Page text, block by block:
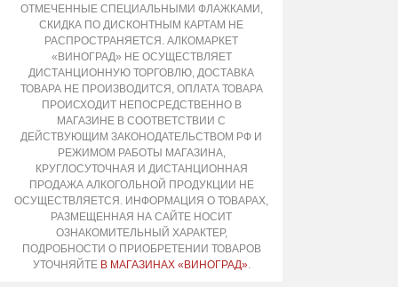
ОТМЕЧЕННЫЕ СПЕЦИАЛЬНЫМИ ФЛАЖКАМИ,
СКИДКА ПО ДИСКОНТНЫМ КАРТАМ НЕ
РАСПРОСТРАНЯЕТСЯ. АЛКОМАРКЕТ
«ВИНОГРАД» НЕ ОСУЩЕСТВЛЯЕТ
ДИСТАНЦИОННУЮ ТОРГОВЛЮ, ДОСТАВКА
ТОВАРА НЕ ПРОИЗВОДИТСЯ, ОПЛАТА ТОВАРА
ПРОИСХОДИТ НЕПОСРЕДСТВЕННО В
МАГАЗИНЕ В СООТВЕТСТВИИ С
ДЕЙСТВУЮЩИМ ЗАКОНОДАТЕЛЬСТВОМ РФ И
РЕЖИМОМ РАБОТЫ МАГАЗИНА,
КРУГЛОСУТОЧНАЯ И ДИСТАНЦИОННАЯ
ПРОДАЖА АЛКОГОЛЬНОЙ ПРОДУКЦИИ НЕ
ОСУЩЕСТВЛЯЕТСЯ. ИНФОРМАЦИЯ О ТОВАРАХ,
РАЗМЕЩЕННАЯ НА САЙТЕ НОСИТ
ОЗНАКОМИТЕЛЬНЫЙ ХАРАКТЕР,
ПОДРОБНОСТИ О ПРИОБРЕТЕНИИ ТОВАРОВ
УТОЧНЯЙТЕ В МАГАЗИНАХ «ВИНОГРАД».